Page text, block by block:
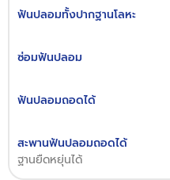
ฟันปลอมทั้งปากฐานโลหะ
ซ่อมฟันปลอม
ฟันปลอมถอดได้
สะพานฟันปลอมถอดได้
ฐานยืดหยุ่นได้